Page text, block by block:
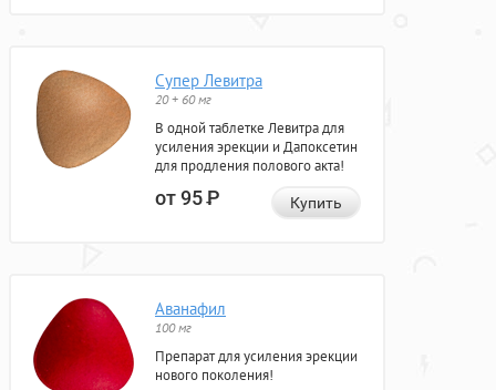
Супер Левитра
20 + 60 мг
В одной таблетке Левитра для
усиления эрекции и Дапоксетин
для продления полового акта!
от 95Р Купить
Аванафил
100 мг
Препарат для усиления эрекции
нового поколения!